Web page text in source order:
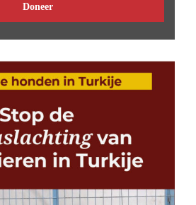
Doneer